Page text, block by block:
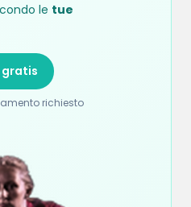
le tue
gratis
richiesto